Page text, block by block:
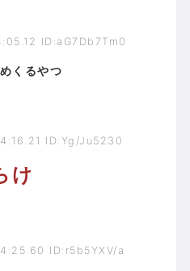
ID:aG7Db7Tm0
くるやつ
ID:Yg/Ju5230
け
ID:r5b5YXV/a